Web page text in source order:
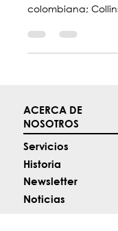
VLA a Pipistrel,
colombiana;
Newsletter
Historia
Servicios
ACERCA DE
NOSOTROS